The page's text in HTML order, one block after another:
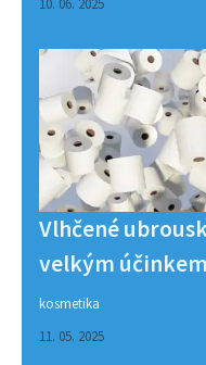
10. 06. 2025
Vlhčené
velkým účinkem
kosmetika
11. 05. 2025